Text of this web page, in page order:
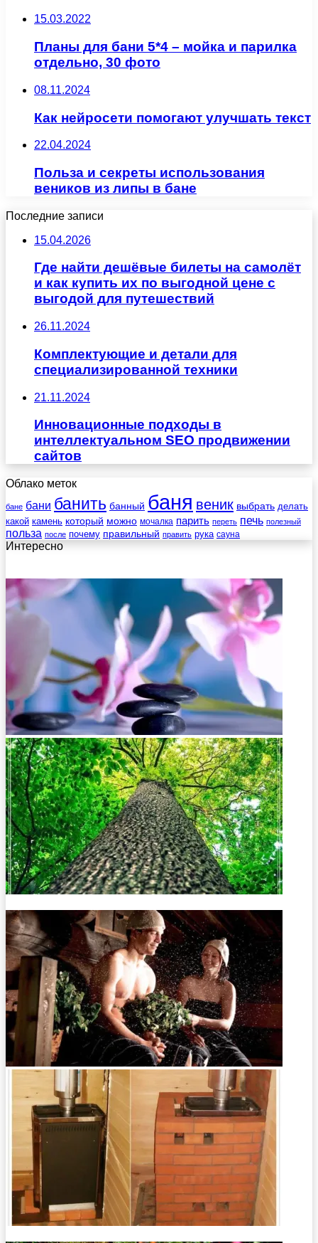
15.03.2022
Планы для бани 5*4 – мойка и парилка
отдельно, 30 фото
08.11.2024
Как нейросети помогают улучшать текст
22.04.2024
Польза и секреты использования
веников из липы в бане
Последние записи
15.04.2026
Где найти дешёвые билеты на самолёт
и как купить их по выгодной цене с
выгодой для путешествий
26.11.2024
Комплектующие и детали для
специализированной техники
21.11.2024
Инновационные подходы в
интеллектуальном SEO продвижении
сайтов
Облако меток
бане бани банить банный баня веник выбрать делать
какой камень который можно мочалка парить переть печь полезный
польза после почему правильный править рука сауна
Интересно